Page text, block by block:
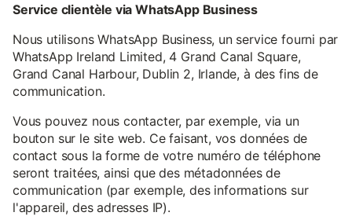
Service clientèle via WhatsApp Business
Nous utilisons WhatsApp Business, un service fourni par
WhatsApp Ireland Limited, 4 Grand Canal Square,
Grand Canal Harbour, Dublin 2, Irlande, à des fins de
communication.
Vous pouvez nous contacter, par exemple, via un
bouton sur le site web. Ce faisant, vos données de
contact sous la forme de votre numéro de téléphone
seront traitées, ainsi que des métadonnées de
communication (par exemple, des informations sur
l'appareil, des adresses IP).